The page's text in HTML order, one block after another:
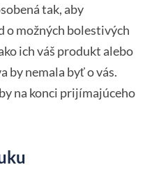
tak, aby
o možných bolestivých
ich váš produkt alebo
by nemala byť o vás.
na konci prijímajúceho